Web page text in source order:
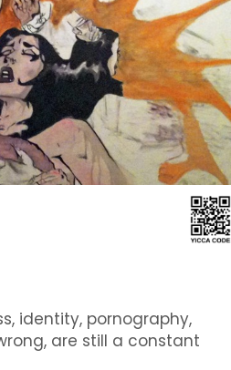
identity, pornography,
are still a constant